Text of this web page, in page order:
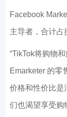
Facebook
主导者，合计占
“TikTok将购物
Emarketer 的零
价格和性价比是
们也渴望享受